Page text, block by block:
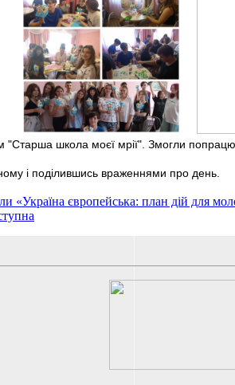
"Старша школа моєї мрії". Змогли
і поділившись враженнями про день.
«Україна європейська: план дій для